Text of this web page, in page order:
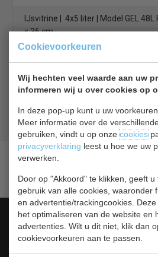
Cookievoorkeuren
Wij hechten veel waarde aan uw
informeren wij u over cookies op
In deze pop-up kunt u uw
Meer informatie over de
gebruiken, vindt u op onzecookies
privacyverklaring leest u hoe we uw
verwerken.
Door op "Akkoord" te klikken, geeft
gebruik van alle cookies, waaronder
en advertentie/trackingcookies.
het optimaliseren van de website en
advertenties. Wilt u dit niet, klik dan
cookievoorkeuren aan te passen.
IJsvitrine | 4x5 liter | Model GEL 48L
x 36 cm
€ 2174,00
prijsgarantie
Lage prijzen hoge service
Gratis verzendingvanaf € 200,00
Categorieën
Koelen &